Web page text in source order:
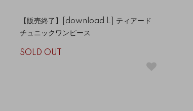
【販売終了】[download L] ティアード
チュニックワンピース
SOLD OUT